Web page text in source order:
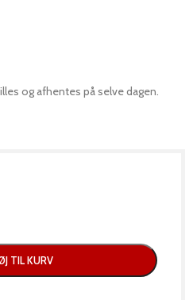
og afhentes på selve dagen.
TIL KURV